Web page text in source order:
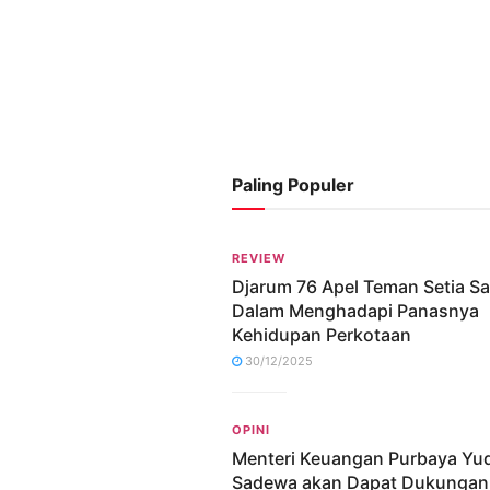
Paling Populer
REVIEW
Djarum 76 Apel Teman Setia
Dalam Menghadapi Panasnya
Kehidupan Perkotaan
30/12/2025
OPINI
Menteri Keuangan Purbaya
Sadewa akan Dapat Dukungan